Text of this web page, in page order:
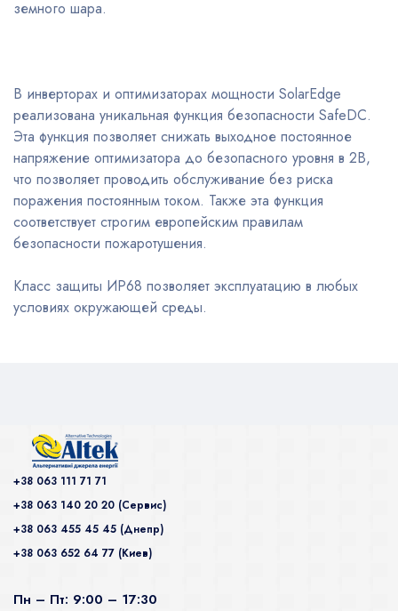
земного шара.
В инверторах и оптимизаторах мощности SolarEdge
реализована уникальная функция безопасности SafeDC.
Эта функция позволяет снижать выходное постоянное
напряжение оптимизатора до безопасного уровня в 2В,
что позволяет проводить обслуживание без риска
поражения постоянным током. Также эта функция
соответствует строгим европейским правилам
безопасности пожаротушения.
Класс защиты ИР68 позволяет эксплуатацию в любых
условиях окружающей среды.
+38 063 111 71 71
+38 063 140 20 20 (Сервис)
+38 063 455 45 45 (Днепр)
+38 063 652 64 77 (Киев)
Пн – Пт: 9:00 – 17:30